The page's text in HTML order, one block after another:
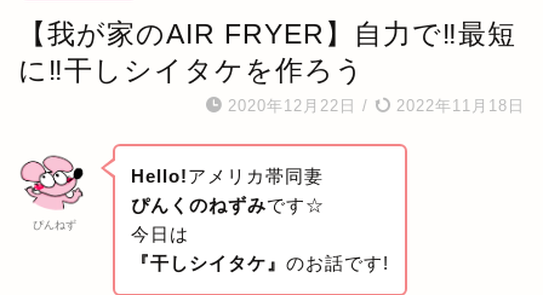
【我が家のAIR FRYER】自力で‼最短
に‼干しシイタケを作ろう
2020年12月22日 / 2022年11月18日
ぴんねず
Hello!アメリカ帯同妻
ぴんくのねずみです☆
今日は
『干しシイタケ』 のお話です!